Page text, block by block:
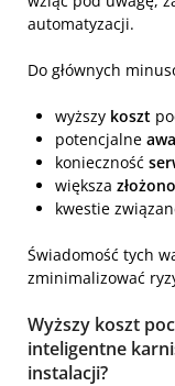
automatyzacji.
Do głównych
wyższy koszt
potencjalne
konieczność
większa
kwestie
Świadomość tych
zminimalizować
Wyższy koszt
inteligentne
instalacji?